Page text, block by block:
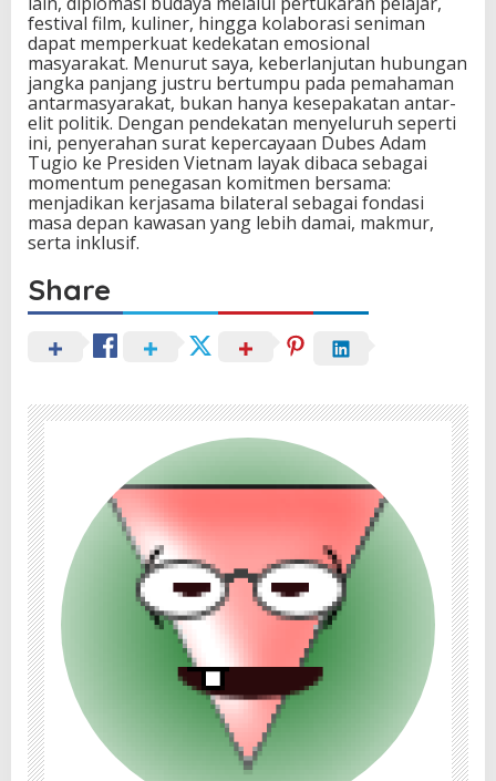
festival film, kuliner, hingga kolaborasi seniman
dapat memperkuat kedekatan emosional
masyarakat. Menurut saya, keberlanjutan hubungan
jangka panjang justru bertumpu pada pemahaman
antarmasyarakat, bukan hanya kesepakatan antar-
elit politik. Dengan pendekatan menyeluruh seperti
ini, penyerahan surat kepercayaan Dubes Adam
Tugio ke Presiden Vietnam layak dibaca sebagai
momentum penegasan komitmen bersama:
menjadikan kerjasama bilateral sebagai fondasi
masa depan kawasan yang lebih damai, makmur,
serta inklusif.
Share